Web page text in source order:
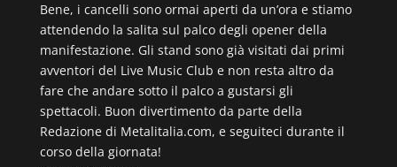
Bene, i cancelli sono ormai aperti da un’ora e stiamo
attendendo la salita sul palco degli opener della
manifestazione. Gli stand sono già visitati dai primi
avventori del Live Music Club e non resta altro da
fare che andare sotto il palco a gustarsi gli
spettacoli. Buon divertimento da parte della
Redazione di Metalitalia.com, e seguiteci durante il
corso della giornata!